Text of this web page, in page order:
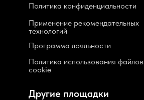
Политика конфиденциальности
Программа лояльности
Политика использования файлов
cookie
Применение рекомендательных
технологий
Другие площадки